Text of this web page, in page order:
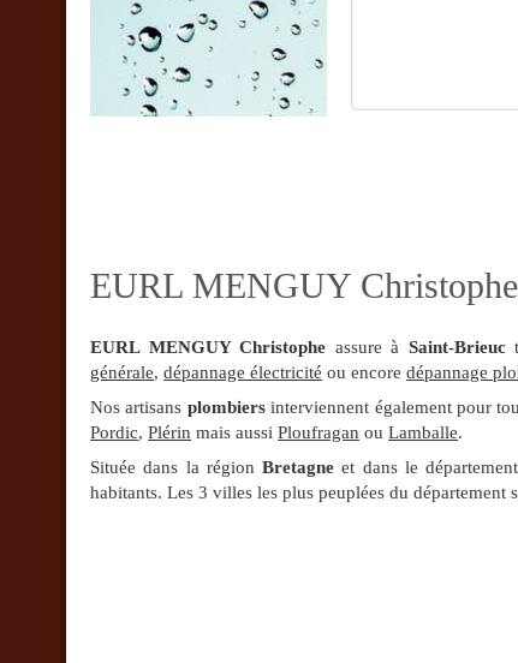
EURL MENGUY
EURL MENGUY Christophe assure à Saint-Brieuc
générale,dépannage électricité ou encoredépannage
Nos artisans plombiersinterviennent également pour
Pordic,Plérin mais aussiPloufragan ouLamballe.
Située dans la régionBretagne et dans le département
habitants. Les 3 villes les plus peuplées du département